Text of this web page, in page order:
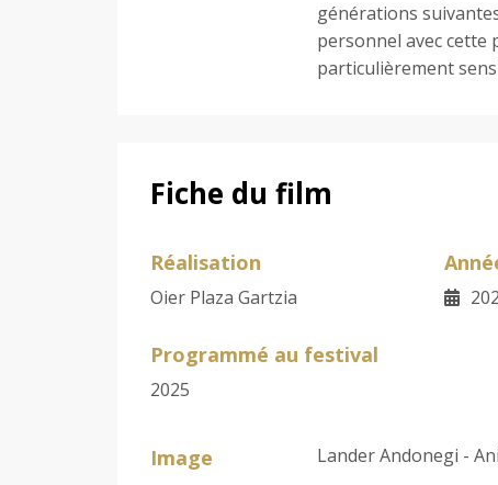
générations
personnel avec cette
particulièrement
Fiche du film
Réalisation
Oier Plaza Gartzia
Programmé au festival
2025
Image Lander Andonegi -